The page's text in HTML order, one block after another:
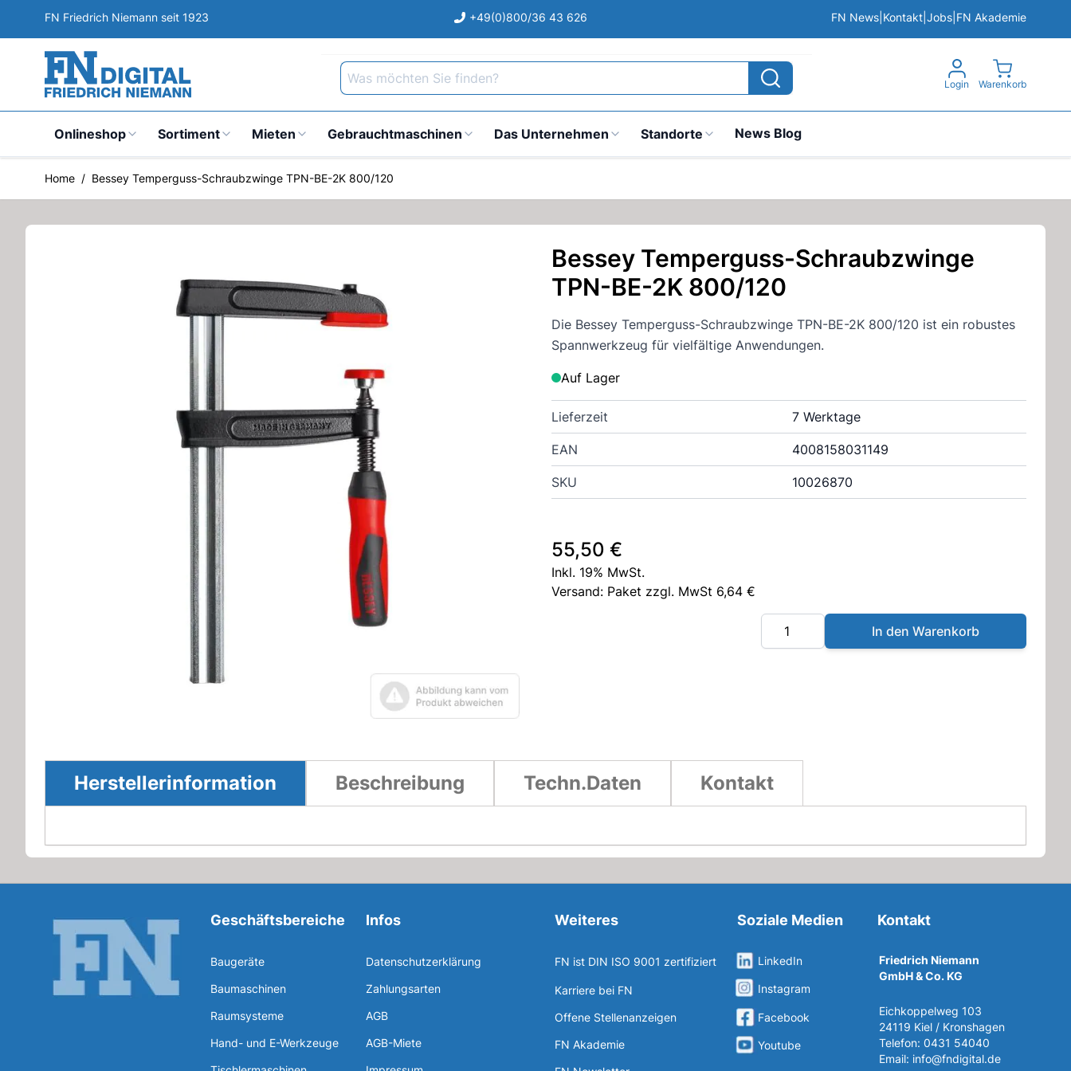
Direkt zum Inhalt
FN Friedrich Niemann seit 1923 +49(0)800/36 43 626 FN News Kontakt Jobs FN Akademie
Was möchten Sie finden?
Login
View cart,
Warenkorb
Onlineshop Sortiment Mieten Gebrauchtmaschinen Das Unternehmen Standorte News Blog
Home / Bessey Temperguss-Schraubzwinge TPN-BE-2K 800/120
Bessey Temperguss-Schraubzwinge
TPN-BE-2K 800/120
Die Bessey Temperguss-Schraubzwinge TPN-BE-2K 800/120 ist ein robustes
Spannwerkzeug für vielfältige Anwendungen.
Auf Lager
Lieferzeit 7 Werktage
EAN 4008158031149
SKU 10026870
55,50 €
Inkl. 19% MwSt.
Versand: Paket zzgl. MwSt 6,64 €
Menge
In den Warenkorb
Herstellerinformation Beschreibung Techn.Daten Kontakt
Geschäftsbereiche
Baugeräte
Baumaschinen
Raumsysteme
Hand- und E-Werkzeuge
Infos
Datenschutzerklärung
Zahlungsarten
AGB
AGB-Miete
Weiteres
FN ist DIN ISO 9001 zertifiziert
Karriere bei FN
Offene Stellenanzeigen
FN Akademie
Soziale Medien
LinkedIn
Instagram
Facebook
Youtube
Kontakt
Friedrich Niemann
GmbH & Co. KG
Eichkoppelweg 103
24119 Kiel / Kronshagen
Telefon: 0431 54040
Email: info@fndigital.de